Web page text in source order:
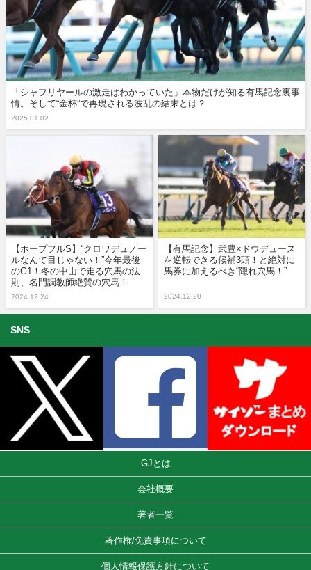
「シャフリヤールの激走はわかっていた」本物だけが知る有馬記念裏事
情。そして“金杯”で再現される波乱の結末とは？
2025.01.02
【ホープフルS】“クロワデュノー
ルなんて目じゃない！”今年最後
のG1！冬の中山で走る穴馬の法
則、名門調教師絶賛の穴馬！
2024.12.24
【有馬記念】武豊×ドウデュース
を逆転できる候補3頭！と絶対に
馬券に加えるべき“隠れ穴馬！”
2024.12.20
SNS
GJとは
会社概要
著者一覧
著作権/免責事項について
個人情報保護方針について